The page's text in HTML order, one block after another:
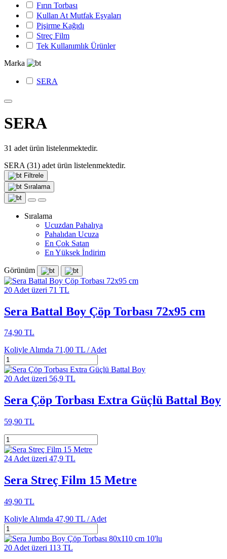
Fırın Torbası
Kullan At Mutfak Eşyaları
Pişirme Kağıdı
Streç Film
Tek Kullanımlık Ürünler
Marka
SERA
SERA
31 adet ürün listelenmektedir.
SERA (31) adet ürün listelenmektedir.
Filtrele
Sıralama
Sıralama
Ucuzdan Pahalıya
Pahalıdan Ucuza
En Çok Satan
En Yüksek İndirim
Görünüm
20 Adet üzeri 71 TL
Sera Battal Boy Çöp Torbası 72x95 cm
74,90 TL
Koliyle Alımda 71,00 TL /Adet
20 Adet üzeri 56,9 TL
Sera Çöp Torbası Extra Güçlü Battal Boy
59,90 TL
24 Adet üzeri 47,9 TL
Sera Streç Film 15 Metre
49,90 TL
Koliyle Alımda 47,90 TL /Adet
20 Adet üzeri 113 TL